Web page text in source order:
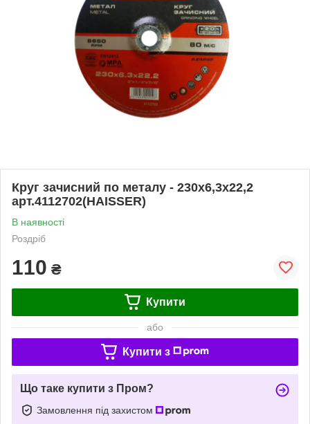
Круг зачисний по металу - 230х6,3х22,2
арт.4112702(HAISSER)
В наявності
Роздріб
110 ₴
Купити
або
Купити з
Що таке купити з Пром?
Замовлення під захистом